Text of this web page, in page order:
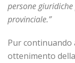
persone
provinciale.”
Pur continuando
ottenimento